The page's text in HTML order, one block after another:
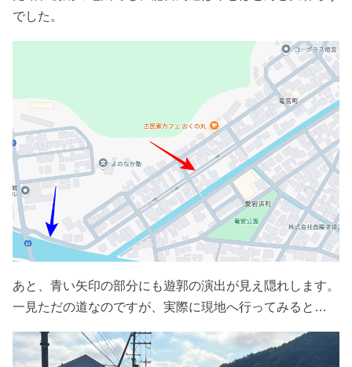
でした。
あと、青い矢印の部分にも遊郭の演出が見え隠れします。
一見ただの道なのですが、実際に現地へ行ってみると…